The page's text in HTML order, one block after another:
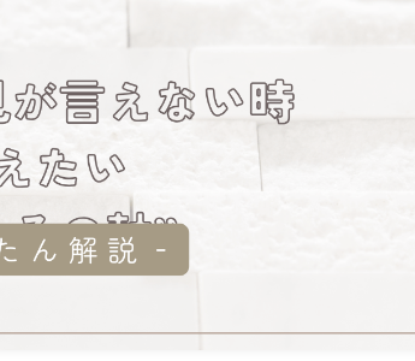
mumiのつぶやき
menu
こころとからだ整えセッション